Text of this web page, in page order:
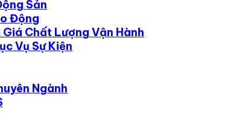
Sản
Động
Chất Lượng Vận Hành
Vụ Sự Kiện
Ngành